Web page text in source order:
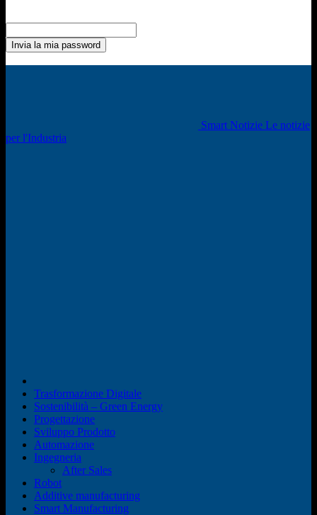
Smart Notizie Le notizie
per l'Industria
Trasformazione Digitale
Sostenibilità – Green Energy
Progettazione
Sviluppo Prodotto
Automazione
Ingegneria
After Sales
Robot
Additive manufacturing
Smart Manufacturing